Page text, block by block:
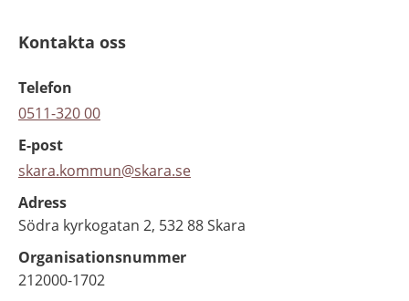
Kontakta oss
Telefon
0511-320 00
E-post
skara.kommun@skara.se
Adress
Södra kyrkogatan 2, 532 88 Skara
Organisationsnummer
212000-1702